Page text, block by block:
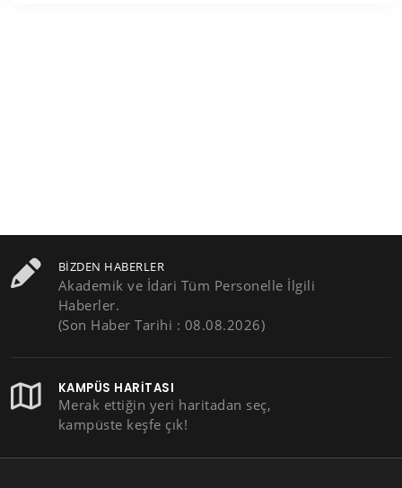
BIZDEN HABERLER
Akademik ve İdari Tüm Personelle İlgili
Haberler.
(Son Haber Tarihi : 08.08.2026)
KAMPÜS HARITASI
Merak ettiğin yeri haritadan seç,
kampüste keşfe çık!